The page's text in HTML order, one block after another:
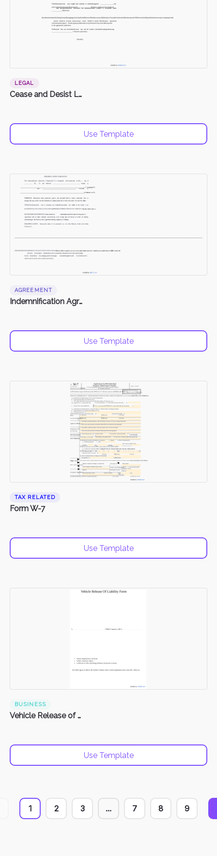
LEGAL
Cease and Desist Letter
Use Template
AGREEMENT
Indemnification Agreement
Use Template
TAX RELATED
Form W-7
Use Template
BUSINESS
Vehicle Release of Liability Form
Use Template
1 2 3 ... 7 8 9